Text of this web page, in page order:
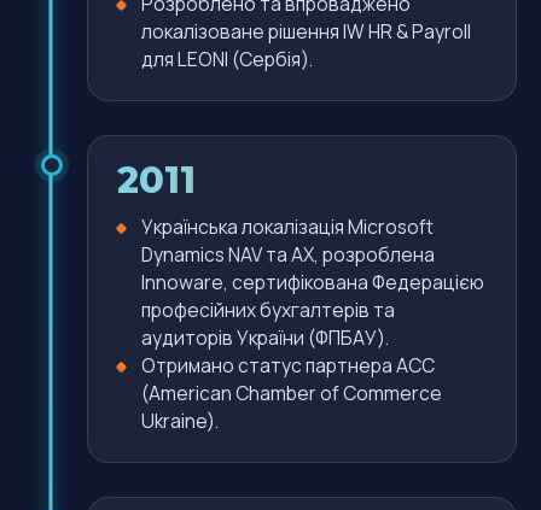
локалізоване рішення IW HR & Payroll
для LEONI (Сербія).
2011
Українська локалізація Microsoft
Dynamics NAV та AX, розроблена
Innoware, сертифікована Федерацією
професійних бухгалтерів та
аудиторів України (ФПБАУ).
Отримано статус партнера ACC
(American Chamber of Commerce
Ukraine).